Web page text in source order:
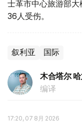
士革市中心旅游部大
36人受伤。
叙利亚 国际
木合塔尔
编译
17:20, 07 8月 2026